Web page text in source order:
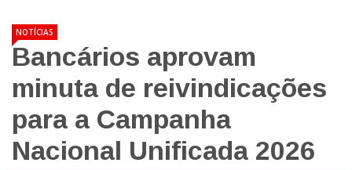
NOTÍCIAS
Bancários aprovam
minuta de reivindicações
para a Campanha
Nacional Unificada 2026